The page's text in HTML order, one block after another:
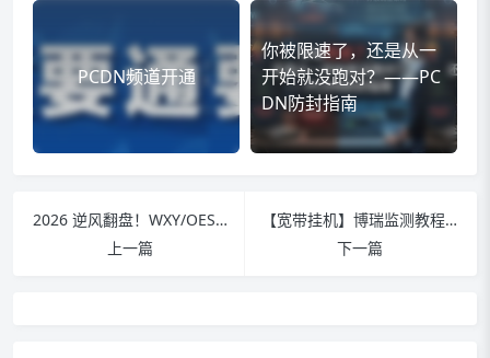
PCDN频道开通
你被限速了，还是从一
开始就没跑对？——PC
DN防封指南
2026 逆风翻盘！WXY/OES/S905L/N1等 全系包更新：绝杀 板卡/NAT4，晚高峰跑量重回巅峰！
上一篇
【宽带挂机】博瑞监测教程-不限网络类型及限速
下一篇